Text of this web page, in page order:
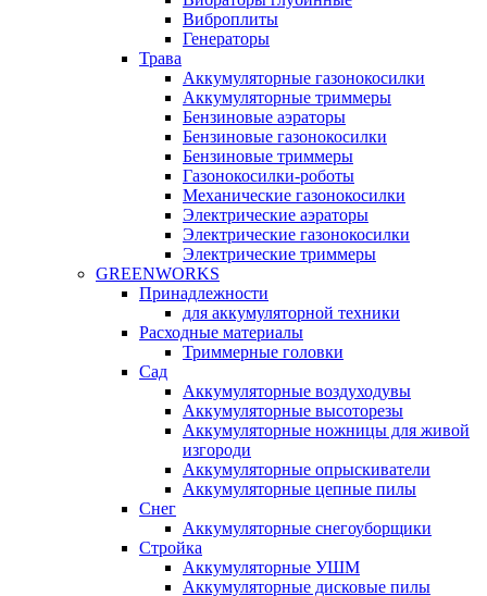
Виброплиты
Генераторы
Трава
Аккумуляторные газонокосилки
Аккумуляторные триммеры
Бензиновые аэраторы
Бензиновые газонокосилки
Бензиновые триммеры
Газонокосилки-роботы
Механические газонокосилки
Электрические аэраторы
Электрические газонокосилки
Электрические триммеры
GREENWORKS
Принадлежности
для аккумуляторной техники
Расходные материалы
Триммерные головки
Сад
Аккумуляторные воздуходувы
Аккумуляторные высоторезы
Аккумуляторные ножницы для живой
изгороди
Аккумуляторные опрыскиватели
Аккумуляторные цепные пилы
Снег
Аккумуляторные снегоуборщики
Стройка
Аккумуляторные УШМ
Аккумуляторные дисковые пилы